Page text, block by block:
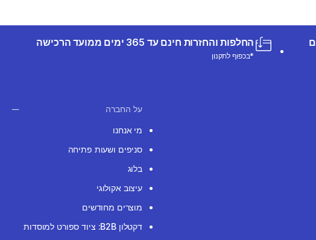
החלפות והחזרות חינם עד 365 ימים ממועד הרכישה
*בכפוף לתקנון
על החברה
מי אנחנו
סניפים ושעות פתיחה
בלוג
עיצוב אקולוגי
מוצרים מחודשים
דקטלון B2B: ציוד ספורט למוסדות